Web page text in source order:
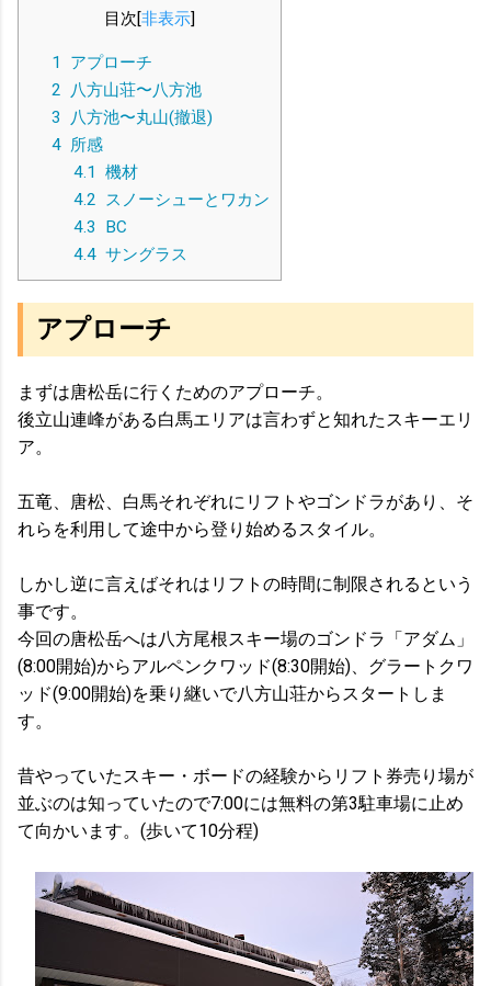
目次[非表示]
1
アプローチ
2
八方山荘〜八方池
3
八方池〜丸山(撤退)
4 所感
4.1 機材
4.2 スノーシューとワカン
4.3
BC
4.4 サングラス
アプローチ
まずは唐松岳に行くためのアプローチ。
後立山連峰がある白馬エリアは言わずと知れたスキーエリ
ア。
五竜、唐松、白馬それぞれにリフトやゴンドラがあり、そ
れらを利用して途中から登り始めるスタイル。
しかし逆に言えばそれはリフトの時間に制限されるという
事です。
今回の唐松岳へは八方尾根スキー場のゴンドラ「アダム」
(8:00開始)からアルペンクワッド(8:30開始)、グラートクワ
ッド(9:00開始)を乗り継いで八方山荘からスタートしま
す。
昔やっていたスキー・ボードの経験からリフト券売り場が
並ぶのは知っていたので7:00には無料の第3駐車場に止め
て向かいます。(歩いて10分程)